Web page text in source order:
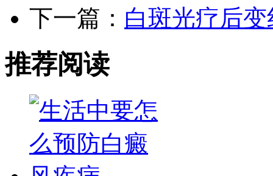
下一篇： 白斑光疗后变
推荐阅读